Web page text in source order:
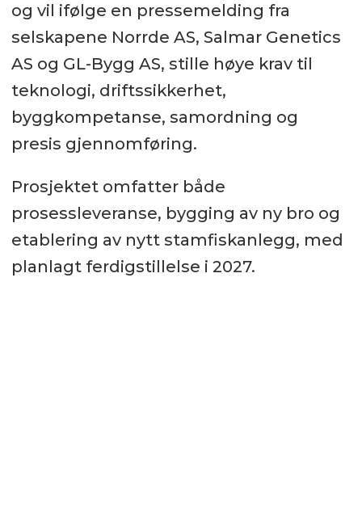
og vil ifølge en pressemelding fra
selskapene Norrde AS, Salmar Genetics
AS og GL-Bygg AS, stille høye krav til
teknologi, driftssikkerhet,
byggkompetanse, samordning og
presis gjennomføring.
Prosjektet omfatter både
prosessleveranse, bygging av ny bro og
etablering av nytt stamfiskanlegg, med
planlagt ferdigstillelse i 2027.